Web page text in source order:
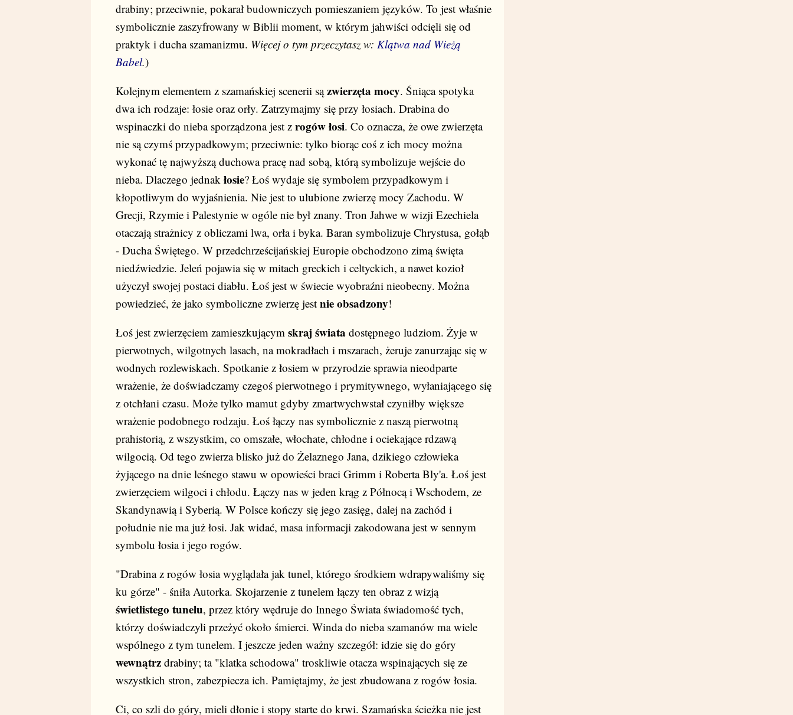
drabiny; przeciwnie, pokarał budowniczych pomieszaniem języków. To jest właśnie
symbolicznie zaszyfrowany w Biblii moment, w którym jahwiści odcięli się od
praktyk i ducha szamanizmu. Więcej o tym przeczytasz w: Klątwa nad Wieżą
Babel.)
Kolejnym elementem z szamańskiej scenerii sązwierzęta mocy. Śniąca spotyka
dwa ich rodzaje: łosie oraz orły. Zatrzymajmy się przy łosiach. Drabina do
wspinaczki do nieba sporządzona jest z rogów łosi. Co oznacza, że owe zwierzęta
nie są czymś przypadkowym; przeciwnie: tylko biorąc coś z ich mocy można
wykonać tę najwyższą duchowa pracę nad sobą, którą symbolizuje wejście do
nieba. Dlaczego jednak łosie? Łoś wydaje się symbolem przypadkowym i
kłopotliwym do wyjaśnienia. Nie jest to ulubione zwierzę mocy Zachodu. W
Grecji, Rzymie i Palestynie w ogóle nie był znany. Tron Jahwe w wizji Ezechiela
otaczają strażnicy z obliczami lwa, orła i byka. Baran symbolizuje Chrystusa, gołąb
- Ducha Świętego. W przedchrześcijańskiej Europie obchodzono zimą święta
niedźwiedzie. Jeleń pojawia się w mitach greckich i celtyckich, a nawet kozioł
użyczył swojej postaci diabłu. Łoś jest w świecie wyobraźni nieobecny. Można
powiedzieć, że jako symboliczne zwierzę jest nie obsadzony!
Łoś jest zwierzęciem zamieszkującym skraj świata dostępnego ludziom. Żyje w
pierwotnych, wilgotnych lasach, na mokradłach i mszarach, żeruje zanurzając się w
wodnych rozlewiskach. Spotkanie z łosiem w przyrodzie sprawia nieodparte
wrażenie, że doświadczamy czegoś pierwotnego i prymitywnego, wyłaniającego się
z otchłani czasu. Może tylko mamut gdyby zmartwychwstał czyniłby większe
wrażenie podobnego rodzaju. Łoś łączy nas symbolicznie z naszą pierwotną
prahistorią, z wszystkim, co omszałe, włochate, chłodne i ociekające rdzawą
wilgocią. Od tego zwierza blisko już do Żelaznego Jana, dzikiego człowieka
żyjącego na dnie leśnego stawu w opowieści braci Grimm i Roberta Bly'a. Łoś jest
zwierzęciem wilgoci i chłodu. Łączy nas w jeden krąg z Północą i Wschodem, ze
Skandynawią i Syberią. W Polsce kończy się jego zasięg, dalej na zachód i
południe nie ma już łosi. Jak widać, masa informacji zakodowana jest w sennym
symbolu łosia i jego rogów.
"Drabina z rogów łosia wyglądała jak tunel, którego środkiem wdrapywaliśmy się
ku górze" - śniła Autorka. Skojarzenie z tunelem łączy ten obraz z wizją
świetlistego tunelu, przez który wędruje do Innego Świata świadomość tych,
którzy doświadczyli przeżyć około śmierci. Winda do nieba szamanów ma wiele
wspólnego z tym tunelem. I jeszcze jeden ważny szczegół: idzie się do góry
wewnątrz drabiny; ta "klatka schodowa" troskliwie otacza wspinających się ze
wszystkich stron, zabezpiecza ich. Pamiętajmy, że jest zbudowana z rogów łosia.
Ci, co szli do góry, mieli dłonie i stopy starte do krwi. Szamańska ścieżka nie jest